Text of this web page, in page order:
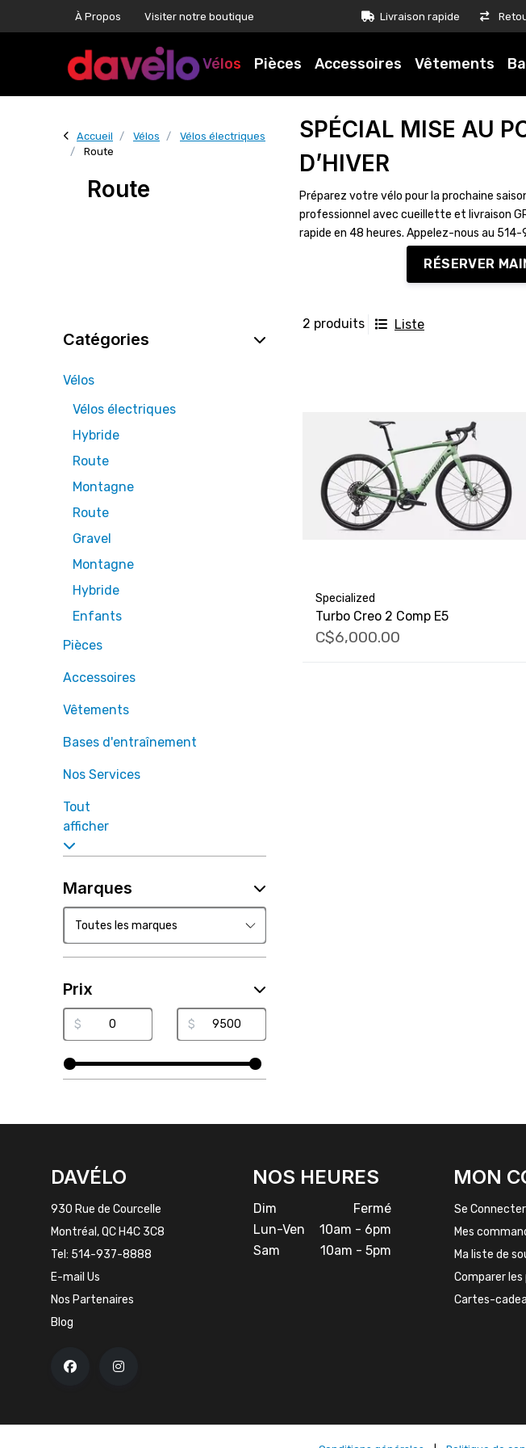
À Propos Visiter notre boutique Livraison rapide
Vélos Pièces Accessoires Vêtements
Accueil Vélos
Vélos électriques
Route
Route
SPÉCIAL MISE AU
D’HIVER
Préparez votre vélo pour la prochaine
professionnel avec cueillette et livraison
rapide en 48 heures. Appelez-nous au
RÉSERVER
2 produits Liste
Specialized
Turbo Creo 2 Comp E5
C$6,000.00
Catégories
Vélos
Vélos électriques
Hybride
Route
Montagne
Route
Gravel
Montagne
Hybride
Enfants
Pièces
Accessoires
Vêtements
Bases d'entraînement
Nos Services
Tout
afficher
Marques
Prix
$ $
INSTAGRAM
DAVÉLO
930 Rue de Courcelle
Montréal, QC H4C 3C8
Tel: 514-937-8888
E-mail Us
Nos Partenaires
Blog
NOS HEURES
Dim
Fermé
Lun-Ven
10am - 6pm
Sam
10am - 5pm
MON
Se Connecter
Mes
Ma liste de
Comparer
Cartes-